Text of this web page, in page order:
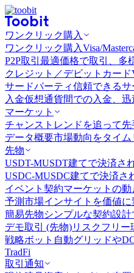
ワンクリック購入
ワンクリック購入Visa/
P2P取引 最適価格で取引、多
クレジット／デビットカード
サードパーティ信頼できる
入金仮想通貨間での入金、
マーケット
チャンス トレンドを追って
データ概要市場動向をタイム
先物
USDT-MUSDT建てで決済さ
USDC-MUSDC建てで決済さ
イベント契約マーケットの
予測市場インサイトを価値に
簡易先物シンプルな契約設
デモ取引 (先物)リスクフリ
戦略ボット 自動グリッドや
TradFi
取引通知